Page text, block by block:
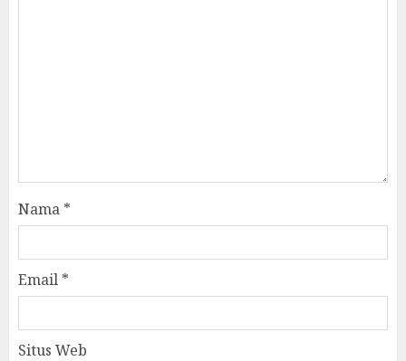
Nama *
Email *
Situs Web